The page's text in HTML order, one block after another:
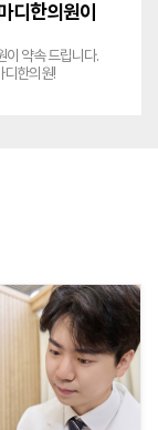
디한의원이
이 약속 드립니다.
디한의원!